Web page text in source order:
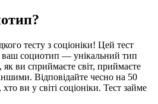
тесту з соціоніки! Цей тест
социотип — унікальний тип
як ви сприймаєте світ, приймаєте
Відповідайте чесно на 50
ви у світі соціоніки. Тест займе